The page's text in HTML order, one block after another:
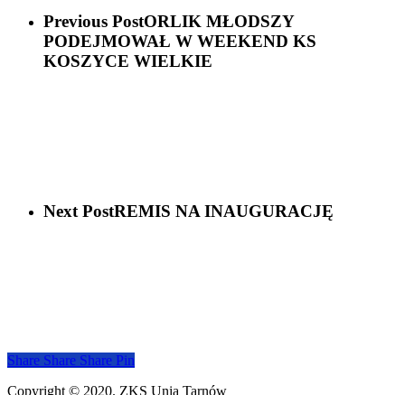
Previous PostORLIK MŁODSZY
PODEJMOWAŁ W WEEKEND KS
KOSZYCE WIELKIE
Next PostREMIS NA INAUGURACJĘ
Share
Share Share Share Pin
Copyright © 2020. ZKS Unia Tarnów